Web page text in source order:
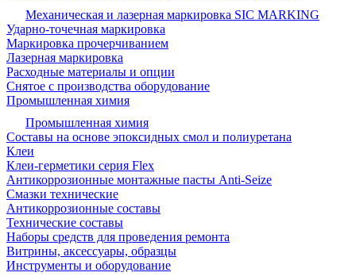
Механическая и лазерная маркировка SIC MARKING
Ударно-точечная маркировка
Маркировка прочерчиванием
Лазерная маркировка
Расходные материалы и опции
Снятое с производства оборудование
Промышленная химия
Промышленная химия
Составы на основе эпоксидных смол и полиуретана
Клеи
Клеи-герметики серия Flex
Антикоррозионные монтажные пасты Anti-Seize
Смазки технические
Антикоррозионные составы
Технические составы
Наборы средств для проведения ремонта
Витрины, аксессуары, образцы
Инструменты и оборудование